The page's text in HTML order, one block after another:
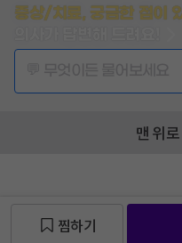
증상/치료, 궁금한 점이
맨 위
찜하기